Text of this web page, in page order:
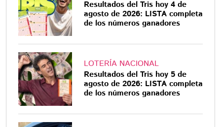
Resultados del Tris hoy 4 de
agosto de 2026: LISTA completa
de los números ganadores
LOTERÍA NACIONAL
Resultados del Tris hoy 5 de
agosto de 2026: LISTA completa
de los números ganadores